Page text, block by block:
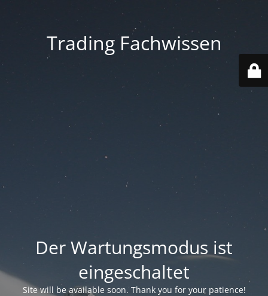
Trading Fachwissen
Der Wartungsmodus ist
eingeschaltet
Site will be available soon. Thank you for your patience!